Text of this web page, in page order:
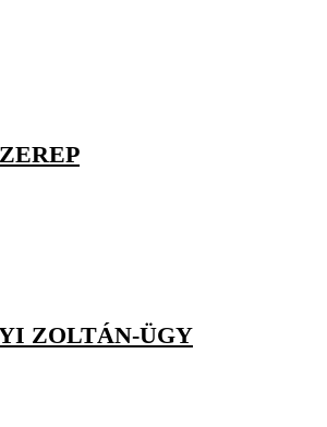
ZOLTÁN-ÜGY